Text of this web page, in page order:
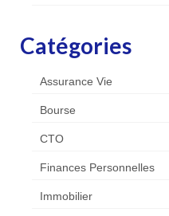
Catégories
Assurance Vie
Bourse
CTO
Finances Personnelles
Immobilier